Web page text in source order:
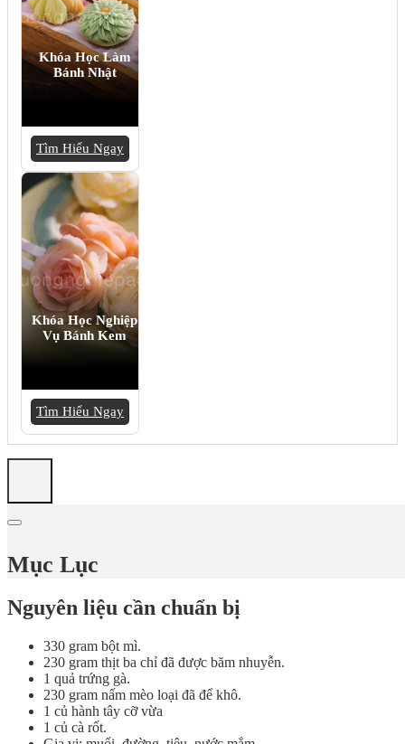
Khóa Học Làm
Bánh Nhật
Tìm Hiểu Ngay
Khóa Học Nghiệp
Vụ Bánh Kem
Tìm Hiểu Ngay
Mục Lục
Nguyên liệu cần chuẩn bị
330 gram bột mì.
230 gram thịt ba chỉ đã được băm nhuyễn.
1 quả trứng gà.
230 gram nấm mèo loại đã để khô.
1 củ hành tây cỡ vừa
1 củ cà rốt.